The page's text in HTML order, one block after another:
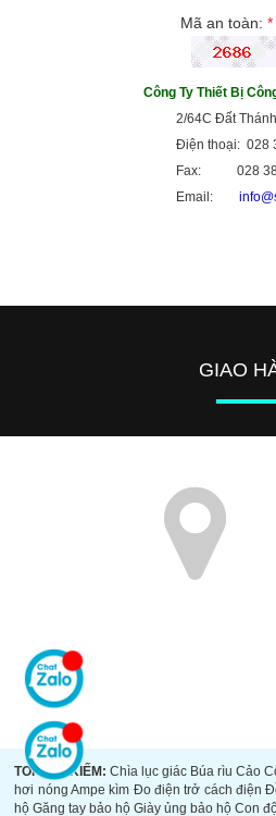
Mã an toàn: *
Công Ty Thiết Bị
2/64C Đất Thánh,
Điện thoại: 028
Fax: 028
Email:
GIAO
TOP TÌM KIẾM: Chìa lục giác Búa rìu Cảo
hơi nóng Ampe kìm Đo điện trở cách điện
hộ Găng tay bảo hộ Giày ủng bảo hộ Con